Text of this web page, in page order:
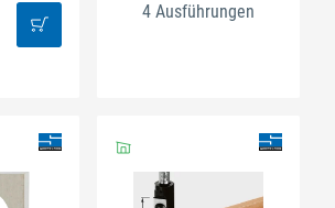
4 Ausführungen